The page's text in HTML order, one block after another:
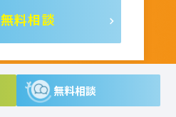
無料相談
こちらもおすすめ
無料相談